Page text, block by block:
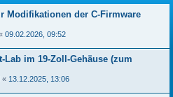
Modifikationen der C-Firmware
09.02.2026, 09:52
Lab im 19-Zoll-Gehäuse (zum
« 13.12.2025, 13:06